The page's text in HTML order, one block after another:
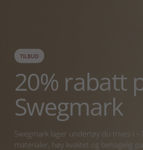
TILBUD
20% rabatt
Swegmark
Swegmark lager undertøy du trives i
materialer, høy kvalitet og behagelig